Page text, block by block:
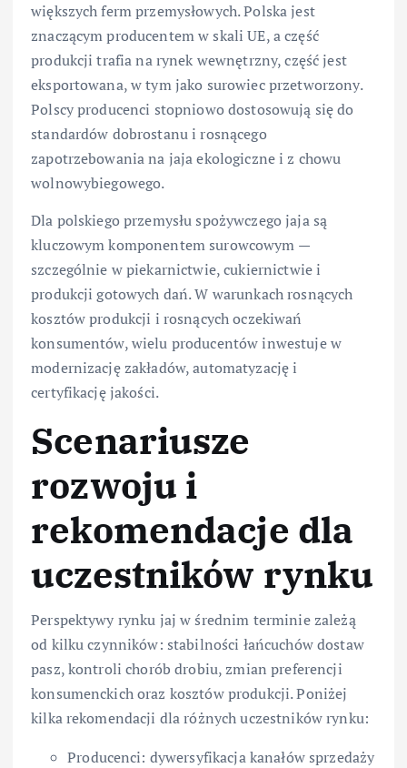
większych ferm przemysłowych. Polska jest
znaczącym producentem w skali UE, a część
produkcji trafia na rynek wewnętrzny, część jest
eksportowana, w tym jako surowiec przetworzony.
Polscy producenci stopniowo dostosowują się do
standardów dobrostanu i rosnącego
zapotrzebowania na jaja ekologiczne i z chowu
wolnowybiegowego.
Dla polskiego przemysłu spożywczego jaja są
kluczowym komponentem surowcowym —
szczególnie w piekarnictwie, cukiernictwie i
produkcji gotowych dań. W warunkach rosnących
kosztów produkcji i rosnących oczekiwań
konsumentów, wielu producentów inwestuje w
modernizację zakładów, automatyzację i
certyfikację jakości.
Scenariusze
rozwoju i
rekomendacje dla
uczestników rynku
Perspektywy rynku jaj w średnim terminie zależą
od kilku czynników: stabilności łańcuchów dostaw
pasz, kontroli chorób drobiu, zmian preferencji
konsumenckich oraz kosztów produkcji. Poniżej
kilka rekomendacji dla różnych uczestników rynku:
Producenci: dywersyfikacja kanałów sprzedaży